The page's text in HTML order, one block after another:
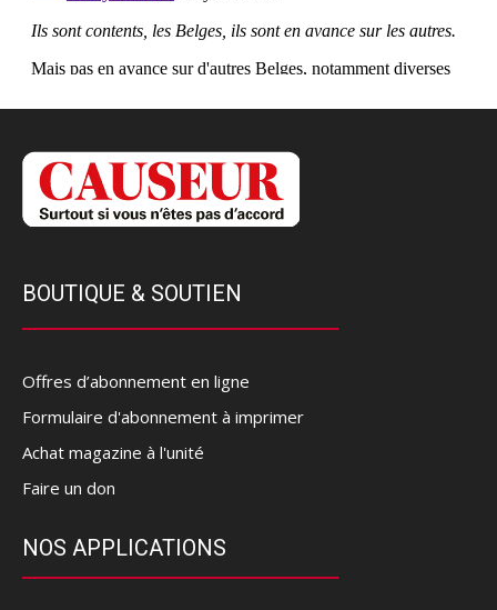
BOUTIQUE & SOUTIEN
Offres d’abonnement en ligne
Formulaire d'abonnement à imprimer
Achat magazine à l'unité
Faire un don
NOS APPLICATIONS